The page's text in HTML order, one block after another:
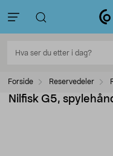
Forside Reservedeler
Nilfisk G5,